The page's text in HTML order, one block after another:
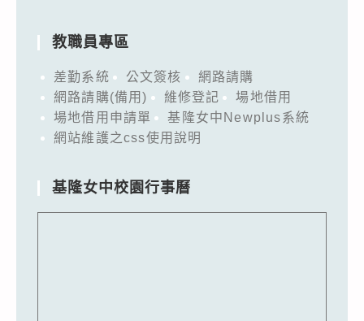
教職員專區
差勤系統 公文簽核
網路請購
網路請購(備用)
維修登記
場地借用
場地借用申請單
基隆女中Newplus系統
網站維護之css使用說明
基隆女中校園行事曆